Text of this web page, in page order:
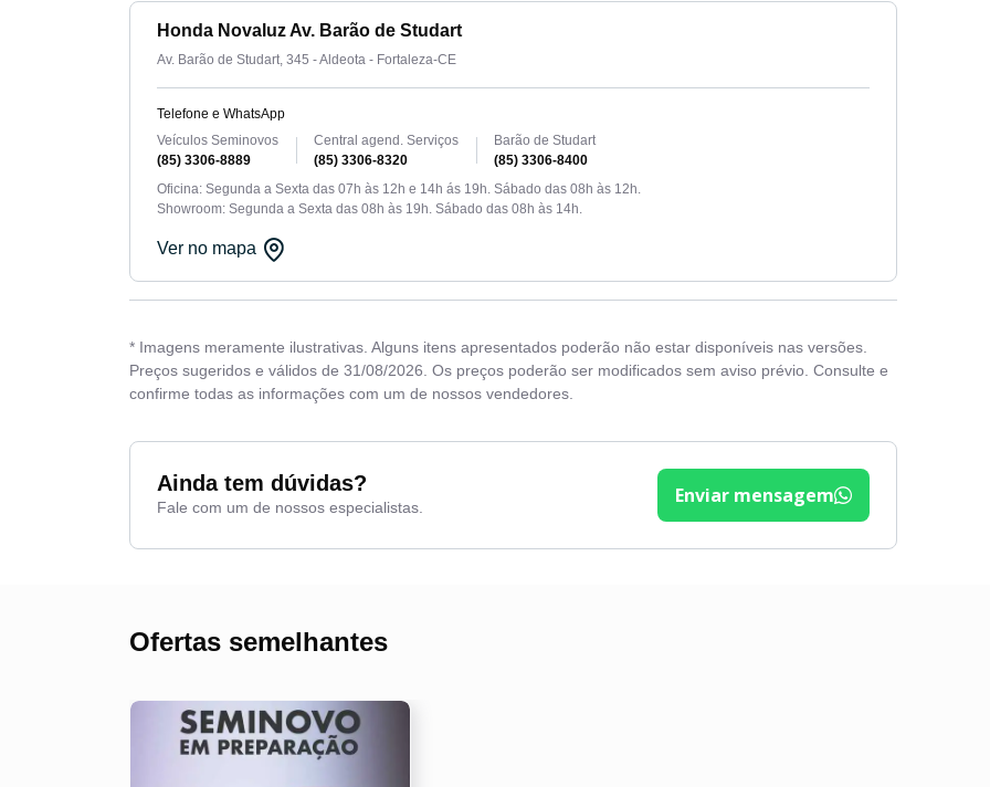
Honda Novaluz Av. Barão de Studart
Av. Barão de Studart, 345 - Aldeota - Fortaleza-CE
Telefone e WhatsApp
Veículos Seminovos
(85) 3306-8889
Central agend. Serviços
(85) 3306-8320
Barão de Studart
(85) 3306-8400
Oficina: Segunda a Sexta das 07h às 12h e 14h ás 19h. Sábado das 08h às 12h.
Showroom: Segunda a Sexta das 08h às 19h. Sábado das 08h às 14h.
Ver no mapa
* Imagens meramente ilustrativas. Alguns itens apresentados poderão não estar disponíveis nas versões.
Preços sugeridos e válidos de 31/08/2026. Os preços poderão ser modificados sem aviso prévio. Consulte e
confirme todas as informações com um de nossos vendedores.
Ainda tem dúvidas?
Fale com um de nossos especialistas.
Enviar mensagem
Ofertas semelhantes